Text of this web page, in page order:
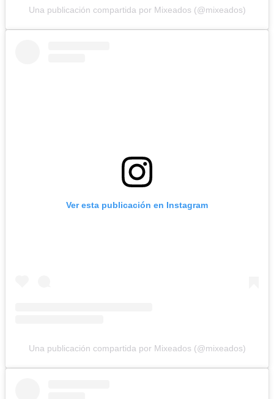
Una publicación compartida por Mixeados (@mixeados)
Ver esta publicación en Instagram
Una publicación compartida por Mixeados (@mixeados)